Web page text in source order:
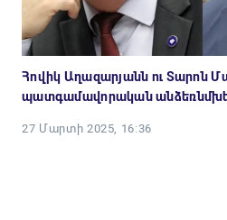
Հովիկ Աղազարյանն ու Տարոն
պատգամավորական
27 Մարտի 2025, 16:36